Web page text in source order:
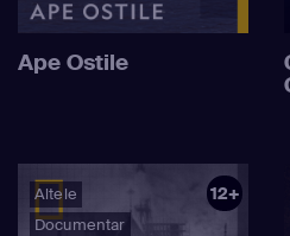
Ape Ostile
Altele
Documentar
12+